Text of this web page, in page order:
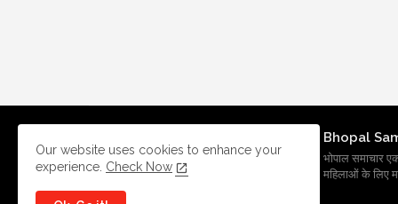
Bhopal
भोपाल समाचार एक
महिलाओं के लिए
Our website uses cookies to enhance your
experience. Check Now